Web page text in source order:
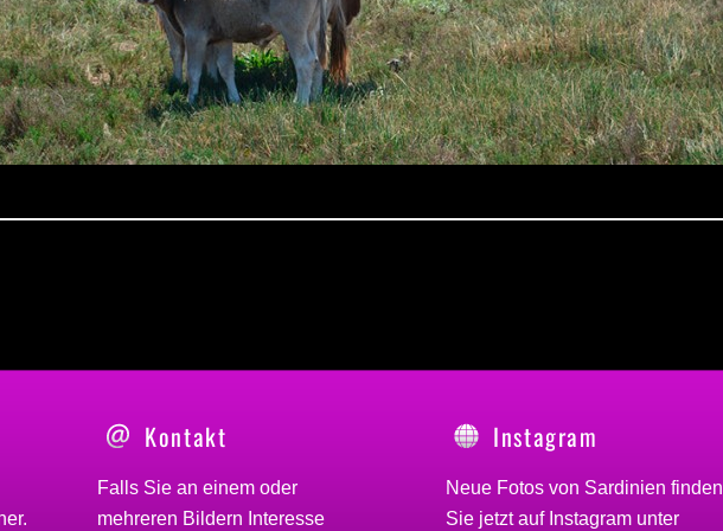
.
Kontakt
Falls Sie an einem oder
mehreren Bildern Interesse
Instagram
Neue Fotos von Sardinien finden
Sie jetzt auf Instagram unter